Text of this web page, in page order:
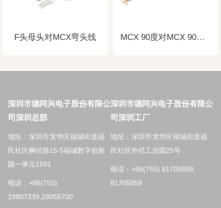
F头母头对MCX弯头线 MCX 90度对MCX 90度线
深圳市德同兴电子股份有限公
司深圳总部
地址：深圳市龙华区福城街道福
民社区狮径路15-5福城数字创新
园一单元1501
电话：+86(755)
29807339,28055700
深圳市德同兴电子股份有限公
司深圳工厂
地址：深圳市龙华区福城街道福
民社区外径工业园25号
电话：+86(755) 81705858,
81705859